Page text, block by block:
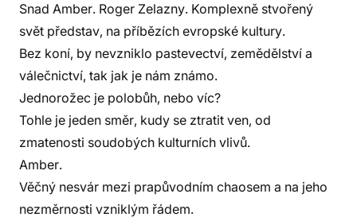
Snad Amber. Roger Zelazny. Komplexně stvořený
svět představ, na příbězích evropské kultury.
Bez koní, by nevzniklo pastevectví, zemědělství a
válečnictví, tak jak je nám známo.
Jednorožec je polobůh, nebo víc?
Tohle je jeden směr, kudy se ztratit ven, od
zmatenosti soudobých kulturních vlivů.
Amber.
Věčný nesvár mezi prapůvodním chaosem a na jeho
nezměrnosti vzniklým řádem.